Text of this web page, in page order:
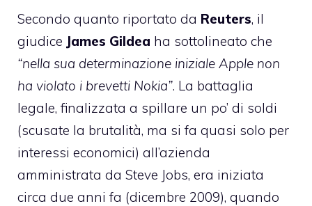
Secondo quanto riportato da Reuters, il
giudice James Gildea ha sottolineato che
“nella sua determinazione iniziale Apple non
ha violato i brevetti Nokia”. La battaglia
legale, finalizzata a spillare un po’ di soldi
(scusate la brutalità, ma si fa quasi solo per
interessi economici) all’azienda
amministrata da Steve Jobs, era iniziata
circa due anni fa (dicembre 2009), quando